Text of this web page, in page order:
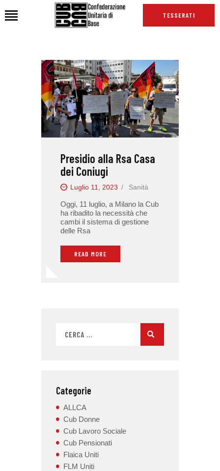
TESSERATI
HOME
CHI SIAMO
SEDI
NEWS
PODCAST CUB
INTERNAZIONALE
RASSEGNA STAMPA
Presidio alla Rsa Casa
dei Coniugi
Luglio 11, 2023 Sanità
Oggi, 11 luglio, a Milano la Cub
ha ribadito la necessità che
cambi il sistema di gestione
delle Rsa
READ MORE
Categorie
ALLCA
Cub Donne
Cub Lavoro Sociale
Cub Pensionati
Flaica Uniti
FLM Uniti